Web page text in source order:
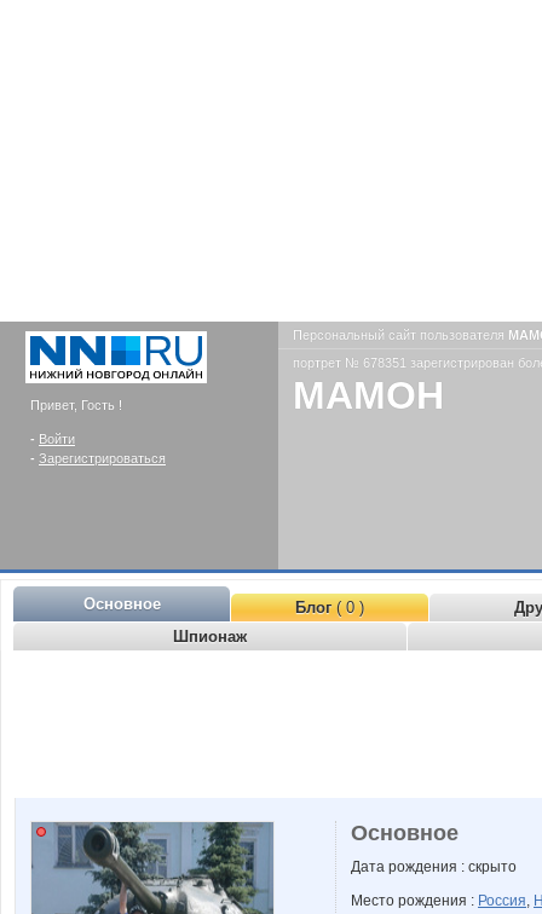
Привет, Гость !
- Войти
- Зарегистрироваться
Персональный сайт пользователя
портрет № 678351 зарегистрирован
MAMOH
Основное Блог( 0 )
Шпионаж
Основное
Дата рождения : скрыто
Место рождения : Россия,